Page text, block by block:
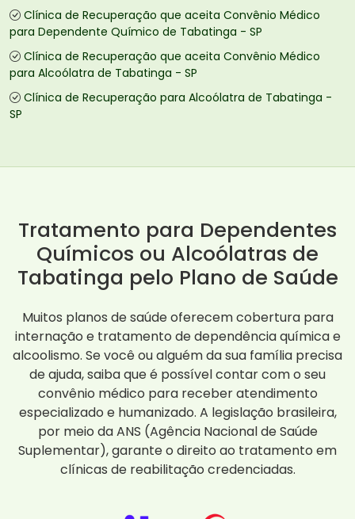
Clínica de Recuperação que aceita Convênio Médico
para Dependente Químico de Tabatinga - SP
Clínica de Recuperação que aceita Convênio Médico
para Alcoólatra de Tabatinga - SP
Clínica de Recuperação para Alcoólatra de Tabatinga -
SP
Tratamento para Dependentes
Químicos ou Alcoólatras de
Tabatinga pelo Plano de Saúde
Muitos planos de saúde oferecem cobertura para
internação e tratamento de dependência química e
alcoolismo. Se você ou alguém da sua família precisa
de ajuda, saiba que é possível contar com o seu
convênio médico para receber atendimento
especializado e humanizado. A legislação brasileira,
por meio da ANS (Agência Nacional de Saúde
Suplementar), garante o direito ao tratamento em
clínicas de reabilitação credenciadas.